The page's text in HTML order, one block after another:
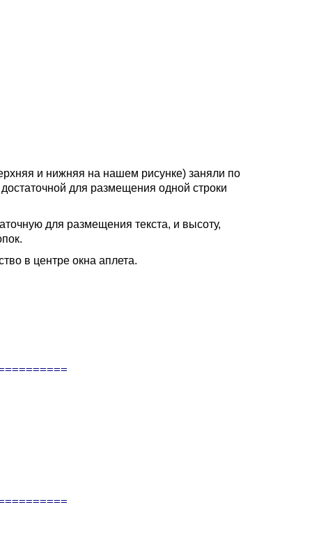
и нижняя на нашем рисунке) заняли по
для размещения одной строки
для размещения текста, и высоту,
в центре окна аплета.